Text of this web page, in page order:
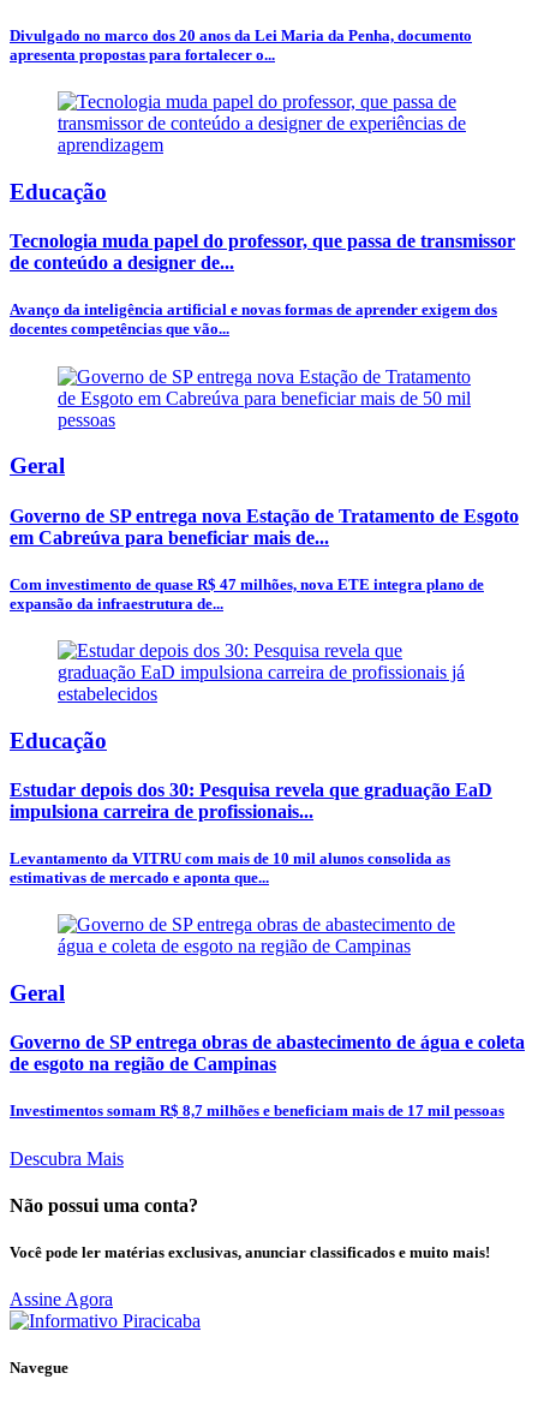
Divulgado no marco dos 20 anos da Lei Maria da Penha, documento
apresenta propostas para fortalecer o...
Educação
Tecnologia muda papel do professor, que passa de transmissor
de conteúdo a designer de...
Avanço da inteligência artificial e novas formas de aprender exigem dos
docentes competências que vão...
Geral
Governo de SP entrega nova Estação de Tratamento de Esgoto
em Cabreúva para beneficiar mais de...
Com investimento de quase R$ 47 milhões, nova ETE integra plano de
expansão da infraestrutura de...
Educação
Estudar depois dos 30: Pesquisa revela que graduação EaD
impulsiona carreira de profissionais...
Levantamento da VITRU com mais de 10 mil alunos consolida as
estimativas de mercado e aponta que...
Geral
Governo de SP entrega obras de abastecimento de água e coleta
de esgoto na região de Campinas
Investimentos somam R$ 8,7 milhões e beneficiam mais de 17 mil pessoas
Descubra Mais
Não possui uma conta?
Você pode ler matérias exclusivas, anunciar classificados e muito mais!
Assine Agora
Navegue